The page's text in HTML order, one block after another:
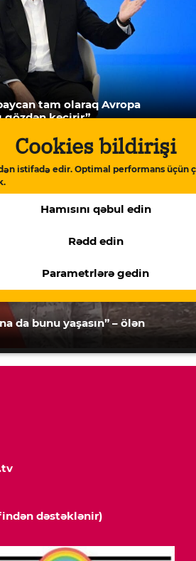
Cookies bildirişi
istifadə edir. Optimal performans üçün
Hamısını qəbul edin
Rədd edin
Parametrlərə gedin
tam olaraq Avropa
gözdən keçirir”
da bunu yaşasın” – ölən
dəstəklənir)